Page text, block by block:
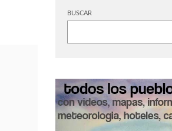
BUSCAR